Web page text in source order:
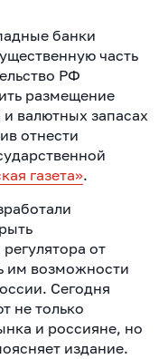
банки
часть
РФ
размещение
валютных запасах
отнести
газета».
от
им возможности
Сегодня
не только
и россияне, но
издание.